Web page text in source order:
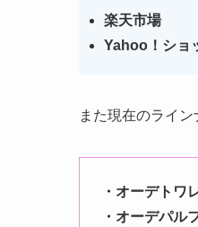
楽天市場
Yahoo！ショ
また現在のライン
・オーデトワ
・オーデパル